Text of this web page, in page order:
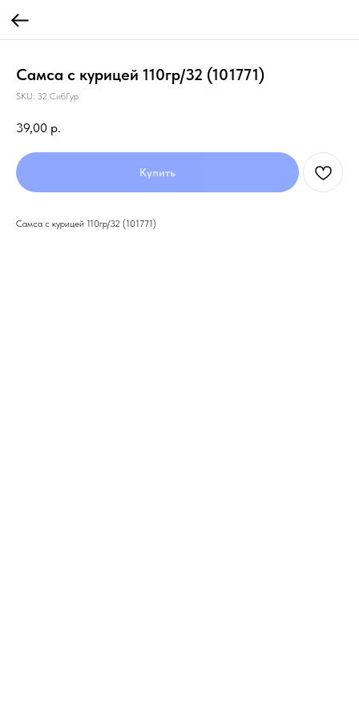
Самса с курицей 110гр/32 (101771)
SKU: 32 СибГур
39,00 р.
Купить
Самса с курицей 110гр/32 (101771)